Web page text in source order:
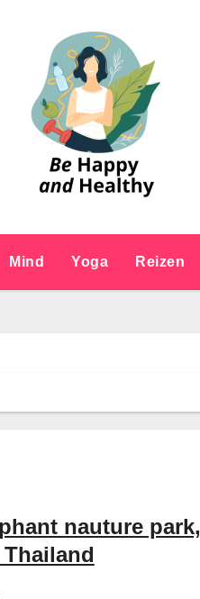
Mind Yoga Reizen
nauture park,